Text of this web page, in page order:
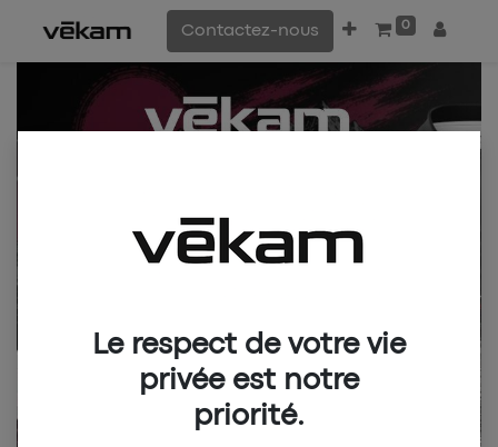
0
Contactez-nous
Le respect de votre vie
privée est notre
priorité.